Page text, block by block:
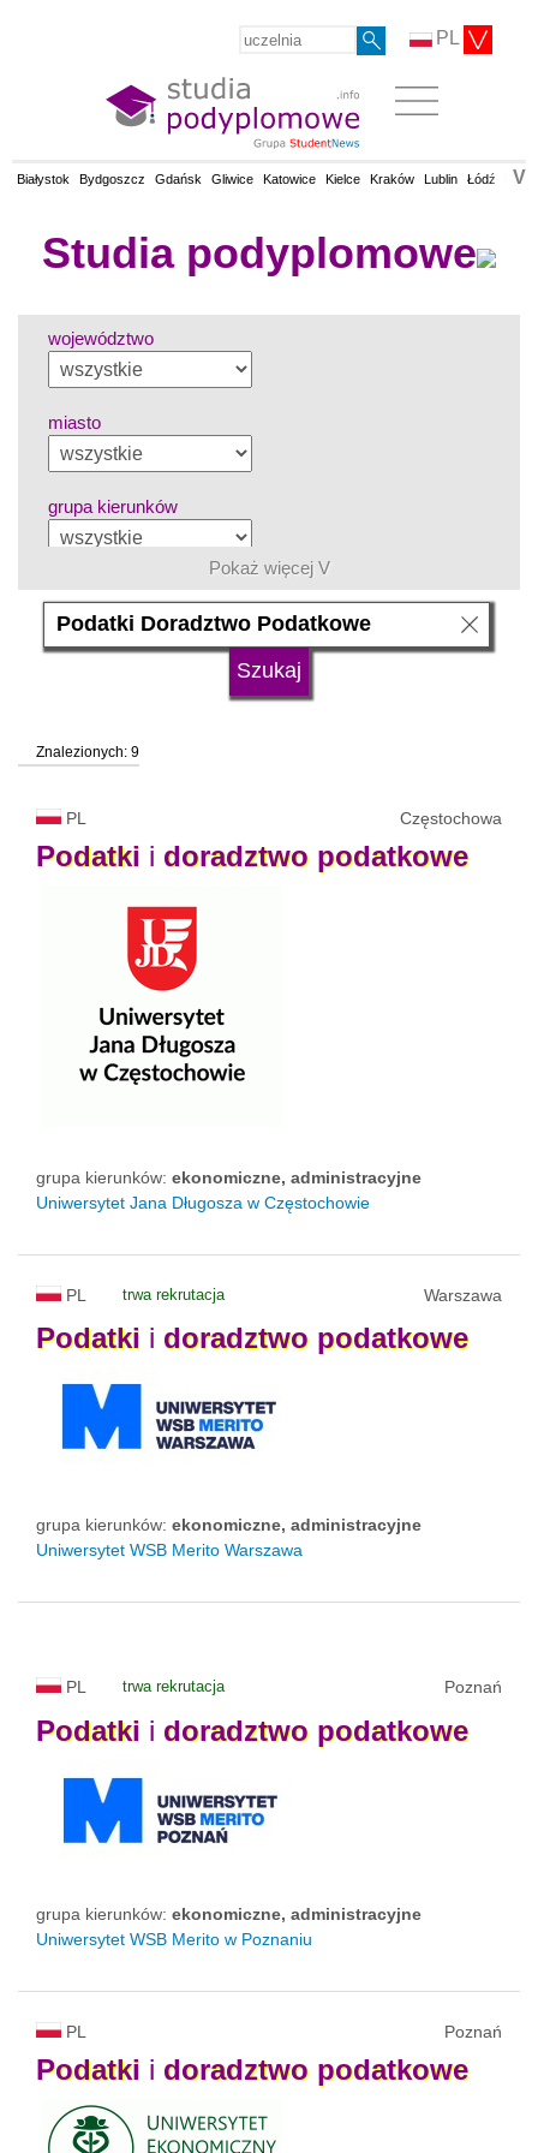
PL
Białystok Bydgoszcz Gdańsk Gliwice Katowice Kielce Kraków Lublin Łódź V
Studia podyplomowe
województwo
miasto
grupa kierunków
język
status uczelni
Pokaż więcej V
Znalezionych: 9
PL Częstochowa
Podatki i doradztwo podatkowe
grupa kierunków: ekonomiczne, administracyjne
Uniwersytet Jana Długosza w Częstochowie
PL trwa rekrutacja Warszawa
Podatki i doradztwo podatkowe
grupa kierunków: ekonomiczne, administracyjne
Uniwersytet WSB Merito Warszawa
PL trwa rekrutacja Poznań
Podatki i doradztwo podatkowe
grupa kierunków: ekonomiczne, administracyjne
Uniwersytet WSB Merito w Poznaniu
PL Poznań
Podatki i doradztwo podatkowe